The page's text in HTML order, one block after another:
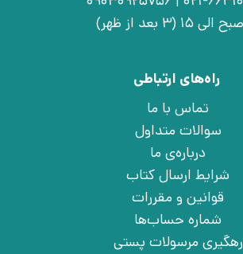
راه‌های ارتباطی
تماس با ما
سوالات متداول
درباره‌ی ما
شرایط ارسال کتاب
قوانین و مقررات
شماره حساب‌ها
رهگیری مرسولات پستی